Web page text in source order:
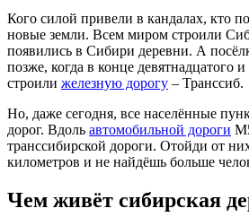
Кого силой привели в кандалах, кто
новые земли. Всем миром строили
появились в Сибири деревни. А
позже, когда в конце девятнадцатого и
строили железную дорогу – Транссиб.
Но, даже сегодня, все населённые
дорог. Вдоль автомобильной дороги
транссибирской дороги. Отойди от
километров и не найдёшь больше
Чем живёт сибирская